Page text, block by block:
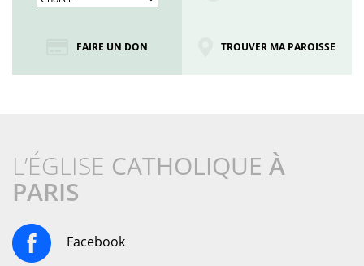
FAIRE UN DON TROUVER MA PAROISSE
L’ÉGLISE CATHOLIQUE À
PARIS
Facebook